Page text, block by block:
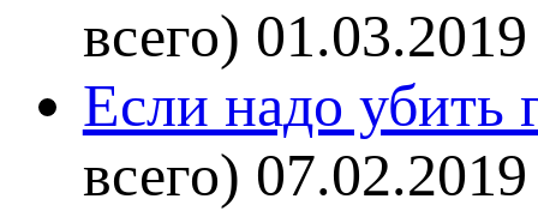
всего) 01.03.2019
Если надо убить
всего) 07.02.2019